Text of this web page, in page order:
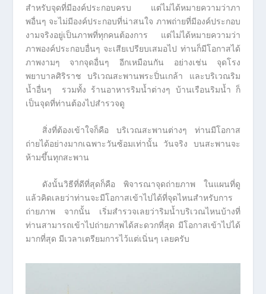
สำหรับจุดที่มีองค์ประกอบครบ แต่ไม่ได้หมายความว่าภา
พอื่นๆ จะไม่มีองค์ประกอบที่น่าสนใจ ภาพถ่ายที่มีองค์ประกอบ
งามจริงอยู่เป็นภาพที่ทุกคนต้องการ แต่ไม่ได้หมายความว่า
ภาพองค์ประกอบอื่นๆ จะเสียเปรียบเสมอไป ท่านก็มีโอกาสได้
ภาพงามๆ จากจุดอื่นๆ อีกเหมือนกัน อย่างเช่น จุดโรง
พยาบาลศิริราช บริเวณสะพานพระปิ่นเกล้า และบริเวณริม
น้ำอื่นๆ รวมทั้ง ร้านอาหารริมน้ำต่างๆ บ้านเรือนริมน้ำ ก็
เป็นจุดที่ท่านต้องไปสำรวจดู
สิ่งที่ต้องเข้าใจก็คือ บริเวณสะพานต่างๆ ท่านมีโอกาส
ถ่ายได้อย่างมากเฉพาะวันซ้อมเท่านั้น วันจริง บนสะพานจะ
ห้ามขึ้นทุกสะพาน
ดังนั้นวิธีที่ดีที่สุดก็คือ พิจารณาจุดถ่ายภาพ ในแผนที่ดู
แล้วคิดเลยว่าท่านจะมีโอกาสเข้าไปได้ที่จุดไหนสำหรับการ
ถ่ายภาพ จากนั้น เริ่มสำรวจเลยว่าริมน้ำบริเวณไหนบ้างที่
ท่านสามารถเข้าไปถ่ายภาพได้สะดวกที่สุด มีโอกาสเข้าไปได้
มากที่สุด มีเวลาเตรียมการไว้แต่เนิ่นๆ เลยครับ